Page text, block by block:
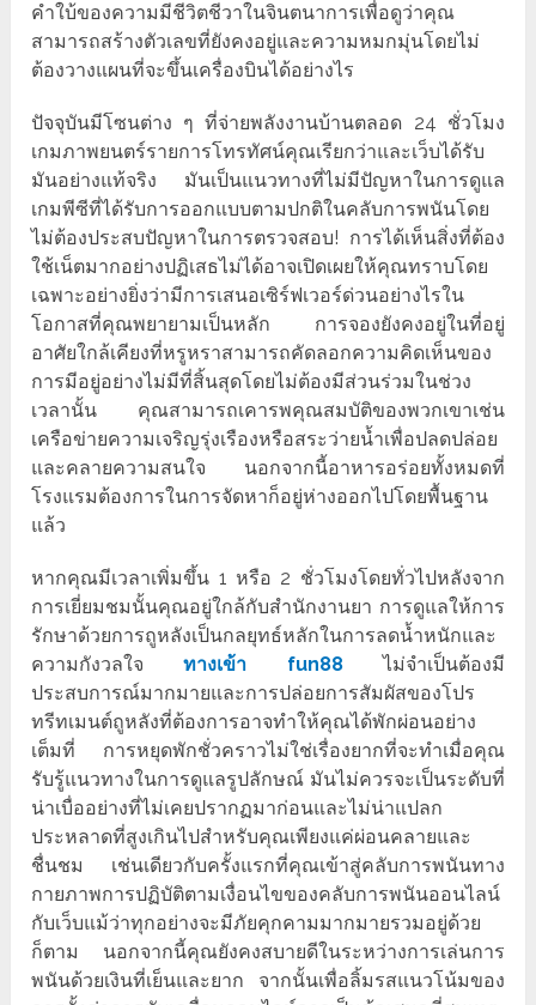
คำใบ้ของความมีชีวิตชีวาในจินตนาการเพื่อดูว่าคุณ
สามารถสร้างตัวเลขที่ยังคงอยู่และความหมกมุ่นโดยไม่
ต้องวางแผนที่จะขึ้นเครื่องบินได้อย่างไร
ปัจจุบันมีโซนต่าง ๆ ที่จ่ายพลังงานบ้านตลอด 24 ชั่วโมง
เกมภาพยนตร์รายการโทรทัศน์คุณเรียกว่าและเว็บได้รับ
มันอย่างแท้จริง มันเป็นแนวทางที่ไม่มีปัญหาในการดูแล
เกมพีซีที่ได้รับการออกแบบตามปกติในคลับการพนันโดย
ไม่ต้องประสบปัญหาในการตรวจสอบ! การได้เห็นสิ่งที่ต้อง
ใช้เน็ตมากอย่างปฏิเสธไม่ได้อาจเปิดเผยให้คุณทราบโดย
เฉพาะอย่างยิ่งว่ามีการเสนอเซิร์ฟเวอร์ด่วนอย่างไรใน
โอกาสที่คุณพยายามเป็นหลัก การจองยังคงอยู่ในที่อยู่
อาศัยใกล้เคียงที่หรูหราสามารถคัดลอกความคิดเห็นของ
การมีอยู่อย่างไม่มีที่สิ้นสุดโดยไม่ต้องมีส่วนร่วมในช่วง
เวลานั้น คุณสามารถเคารพคุณสมบัติของพวกเขาเช่น
เครือข่ายความเจริญรุ่งเรืองหรือสระว่ายน้ำเพื่อปลดปล่อย
และคลายความสนใจ นอกจากนี้อาหารอร่อยทั้งหมดที่
โรงแรมต้องการในการจัดหาก็อยู่ห่างออกไปโดยพื้นฐาน
แล้ว
หากคุณมีเวลาเพิ่มขึ้น 1 หรือ 2 ชั่วโมงโดยทั่วไปหลังจาก
การเยี่ยมชมนั้นคุณอยู่ใกล้กับสำนักงานยา การดูแลให้การ
รักษาด้วยการถูหลังเป็นกลยุทธ์หลักในการลดน้ำหนักและ
ความกังวลใจทางเข้า fun88
ไม่จำเป็นต้องมี
ประสบการณ์มากมายและการปล่อยการสัมผัสของโปร
ทรีทเมนต์ถูหลังที่ต้องการอาจทำให้คุณได้พักผ่อนอย่าง
เต็มที่ การหยุดพักชั่วคราวไม่ใช่เรื่องยากที่จะทำเมื่อคุณ
รับรู้แนวทางในการดูแลรูปลักษณ์ มันไม่ควรจะเป็นระดับที่
น่าเบื่ออย่างที่ไม่เคยปรากฏมาก่อนและไม่น่าแปลก
ประหลาดที่สูงเกินไปสำหรับคุณเพียงแค่ผ่อนคลายและ
ชื่นชม เช่นเดียวกับครั้งแรกที่คุณเข้าสู่คลับการพนันทาง
กายภาพการปฏิบัติตามเงื่อนไขของคลับการพนันออนไลน์
กับเว็บแม้ว่าทุกอย่างจะมีภัยคุกคามมากมายรวมอยู่ด้วย
ก็ตาม นอกจากนี้คุณยังคงสบายดีในระหว่างการเล่นการ
พนันด้วยเงินที่เย็นและยาก จากนั้นเพื่อลิ้มรสแนวโน้มของ